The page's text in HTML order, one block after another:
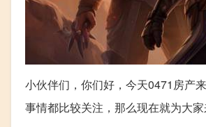
小伙伴们，你们好，今天0471房产
事情都比较关注，那么现在就为大